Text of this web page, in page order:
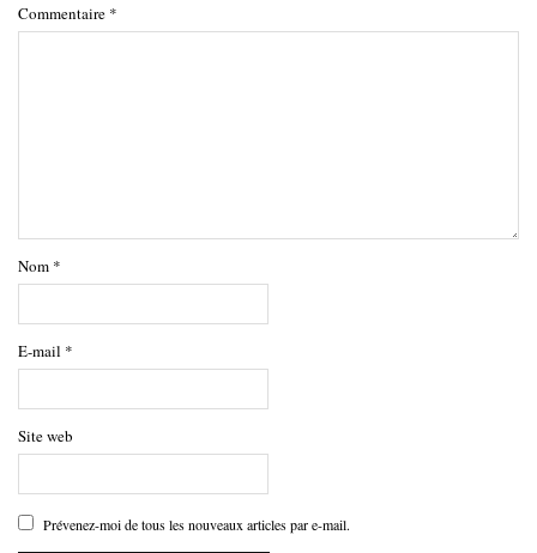
Commentaire *
Nom *
E-mail *
Site web
Prévenez-moi de tous les nouveaux articles par e-mail.